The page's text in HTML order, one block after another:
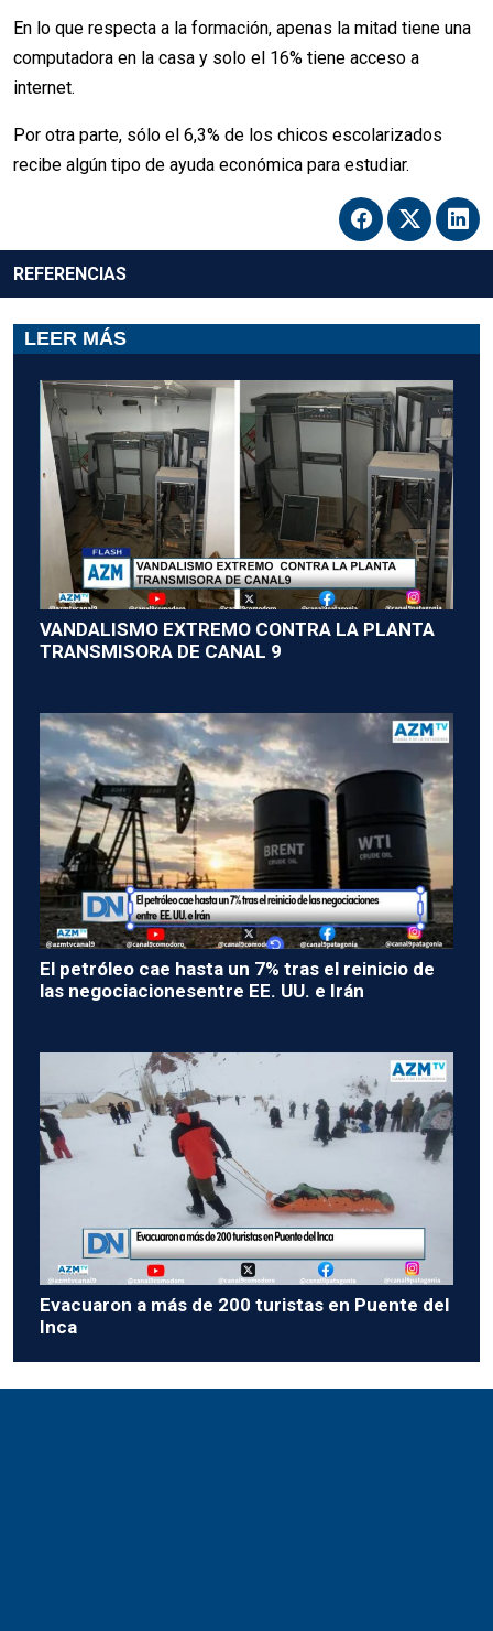
En lo que respecta a la formación, apenas la mitad tiene una
computadora en la casa y solo el 16% tiene acceso a
internet.
Por otra parte, sólo el 6,3% de los chicos escolarizados
recibe algún tipo de ayuda económica para estudiar.
REFERENCIAS
LEER MÁS
VANDALISMO EXTREMO CONTRA LA PLANTA
TRANSMISORA DE CANAL 9
El petróleo cae hasta un 7% tras el reinicio de
las negociacionesentre EE. UU. e Irán
Evacuaron a más de 200 turistas en Puente del
Inca